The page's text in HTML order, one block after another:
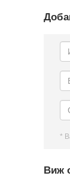
*
Виж